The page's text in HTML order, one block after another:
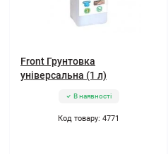
Front Грунтовка
універсальна (1 л)
В наявності
Код товару: 4771